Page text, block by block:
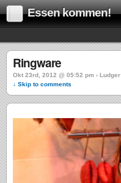
Essen kommen!
Ringware
Okt 23rd, 2012 @ 05:52 pm › Ludger
↓ Skip to comments